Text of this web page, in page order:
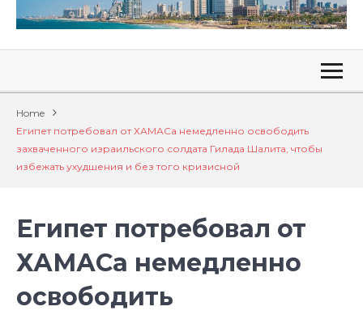
Home
Египет потребовал от ХАМАСа немедленно освободить
захваченного израильского солдата Гилада Шалита, чтобы
избежать ухудшения и без того кризисной
Египет потребовал от
ХАМАСа немедленно
освободить